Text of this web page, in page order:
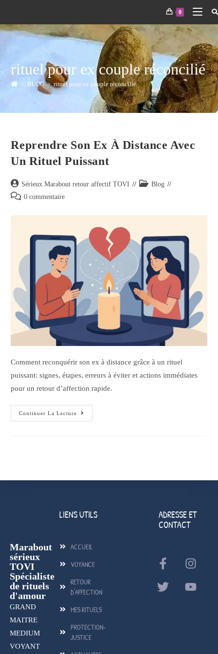
0
rituel pour ex couple réconcilié
> BLOG > rituel pour ex couple réconcilié
Reprendre Son Ex À Distance Avec
Un Rituel Puissant
Sérieux Marabout retour affectif TOVI
Blog
0 commentaire
Comment reconquérir son ex à distance grâce à un rituel
puissant: signes, étapes, erreurs à éviter et actions immédiates
pour un retour d’affection rapide.
Continuer La Lecture
Marabout
sérieux
TOVI
Spécialiste
de rituels
d'amour
GRAND
MAITRE
MEDIUM
VOYANT
LIENS UTILS
ACCUEIL
VOYANCE
RETOUR
D'AFFECTION
MES RITUELS
PROTECTION-
JUSTICE
ADRESSE ET
CONTACT